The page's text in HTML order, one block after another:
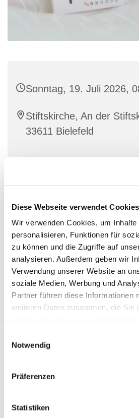
Diese Webseite verwendet Cookies
Wir verwenden Cookies, um Inhalte
personalisieren, Funktionen für
zu können und die Zugriffe auf
analysieren. Außerdem geben wir
Verwendung unserer Website an
soziale Medien, Werbung und
Partner führen diese Informationen
weiteren Daten zusammen, die Sie
Notwendig
Präferenzen
Statistiken
Sonntag, 19. Juli 2026,
Stiftskirche, An der
33611 Bielefeld